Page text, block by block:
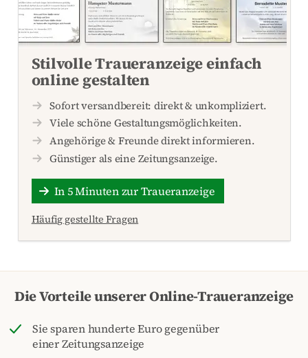
Stilvolle Traueranzeige einfach
online gestalten
Sofort versandbereit: direkt & unkompliziert.
Viele schöne Gestaltungsmöglichkeiten.
Angehörige & Freunde direkt informieren.
Günstiger als eine Zeitungsanzeige.
In 5 Minuten zur Traueranzeige
Häufig gestellte Fragen
Die Vorteile unserer Online-Traueranzeige
Sie sparen hunderte Euro gegenüber
einer Zeitungsanzeige